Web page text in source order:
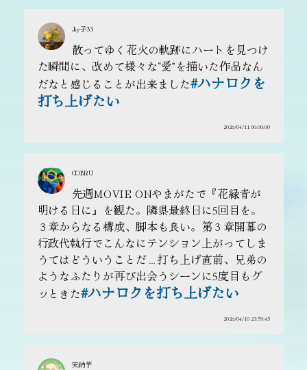
Jay子33
散ってゆく花火の軌跡にハートを見つけ
た瞬間に、改めて様々な“愛”を描いた作品なん
だなと感じることが出来ました#ハナロクを
打ち上げたい
2026/04/11 00:00:00
COBRU
先週MOVIE ONやまがたで『花緑青が
明ける日に』を観た。隣県最終日に5回目を。
３章からなる構成、脚本も良い。第３章開幕の
行政代執行でこんなにテンション上がってしま
うてはどういうことだ…打ち上げ直前、兄弟の
ようなふたりが再び出会うシーンに5度目もグ
ッときた#ハナロクを打ち上げたい
2026/04/10 23:59:45
安納芋